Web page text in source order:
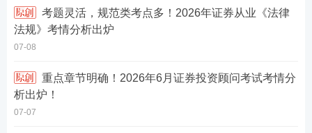
法规》考情分析出炉
07-08
析出炉！
07-07